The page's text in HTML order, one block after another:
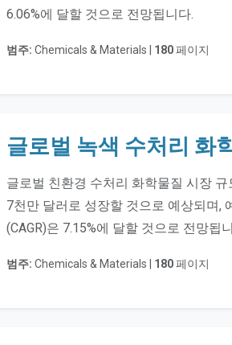
6.06%에 달할 것으로 전망됩니다.
범주: Chemicals & Materials | 180페이지
글로벌 녹색 수처리 화
글로벌 친환경 수처리 화학물질 시장
7천만 달러로 성장할 것으로 예상되며,
(CAGR)은 7.15%에 달할 것으로 전망됩
범주: Chemicals & Materials | 180페이지